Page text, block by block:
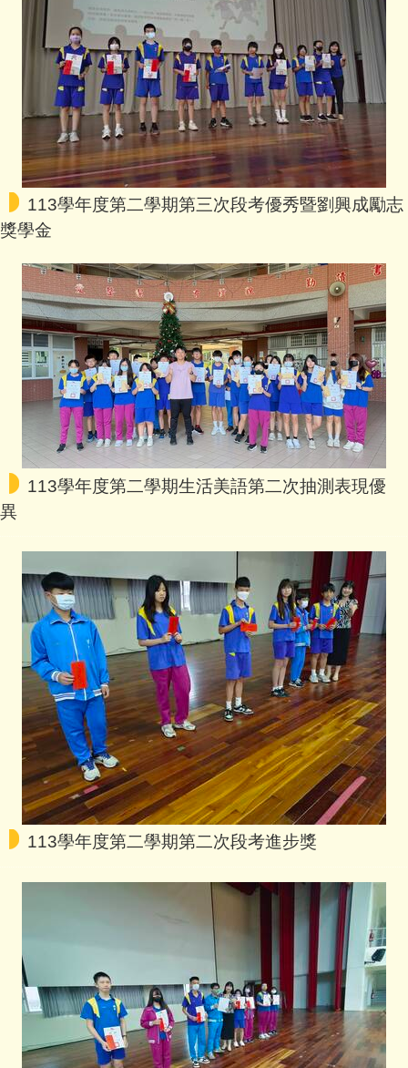
113學年度第二學期第三次段考優秀暨劉興成勵志
獎學金
113學年度第二學期生活美語第二次抽測表現優
異
113學年度第二學期第二次段考進步獎